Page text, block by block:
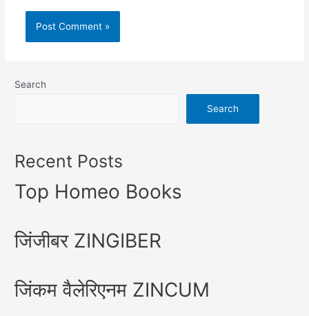
Search
Search
Recent Posts
Top Homeo Books
जिंजीबर ZINGIBER
जिंकम वैलेरिएनम ZINCUM